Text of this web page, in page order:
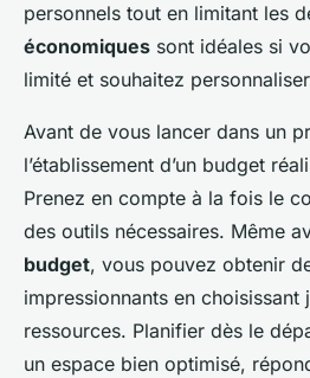
personnels tout en limitant les
économiques sont idéales si
limité et souhaitez
Avant de vous lancer dans un
l’établissement d’un budget
Prenez en compte à la fois le
des outils nécessaires. Même
budget, vous pouvez obtenir
impressionnants en choisissant
ressources. Planifier dès le
un espace bien optimisé,